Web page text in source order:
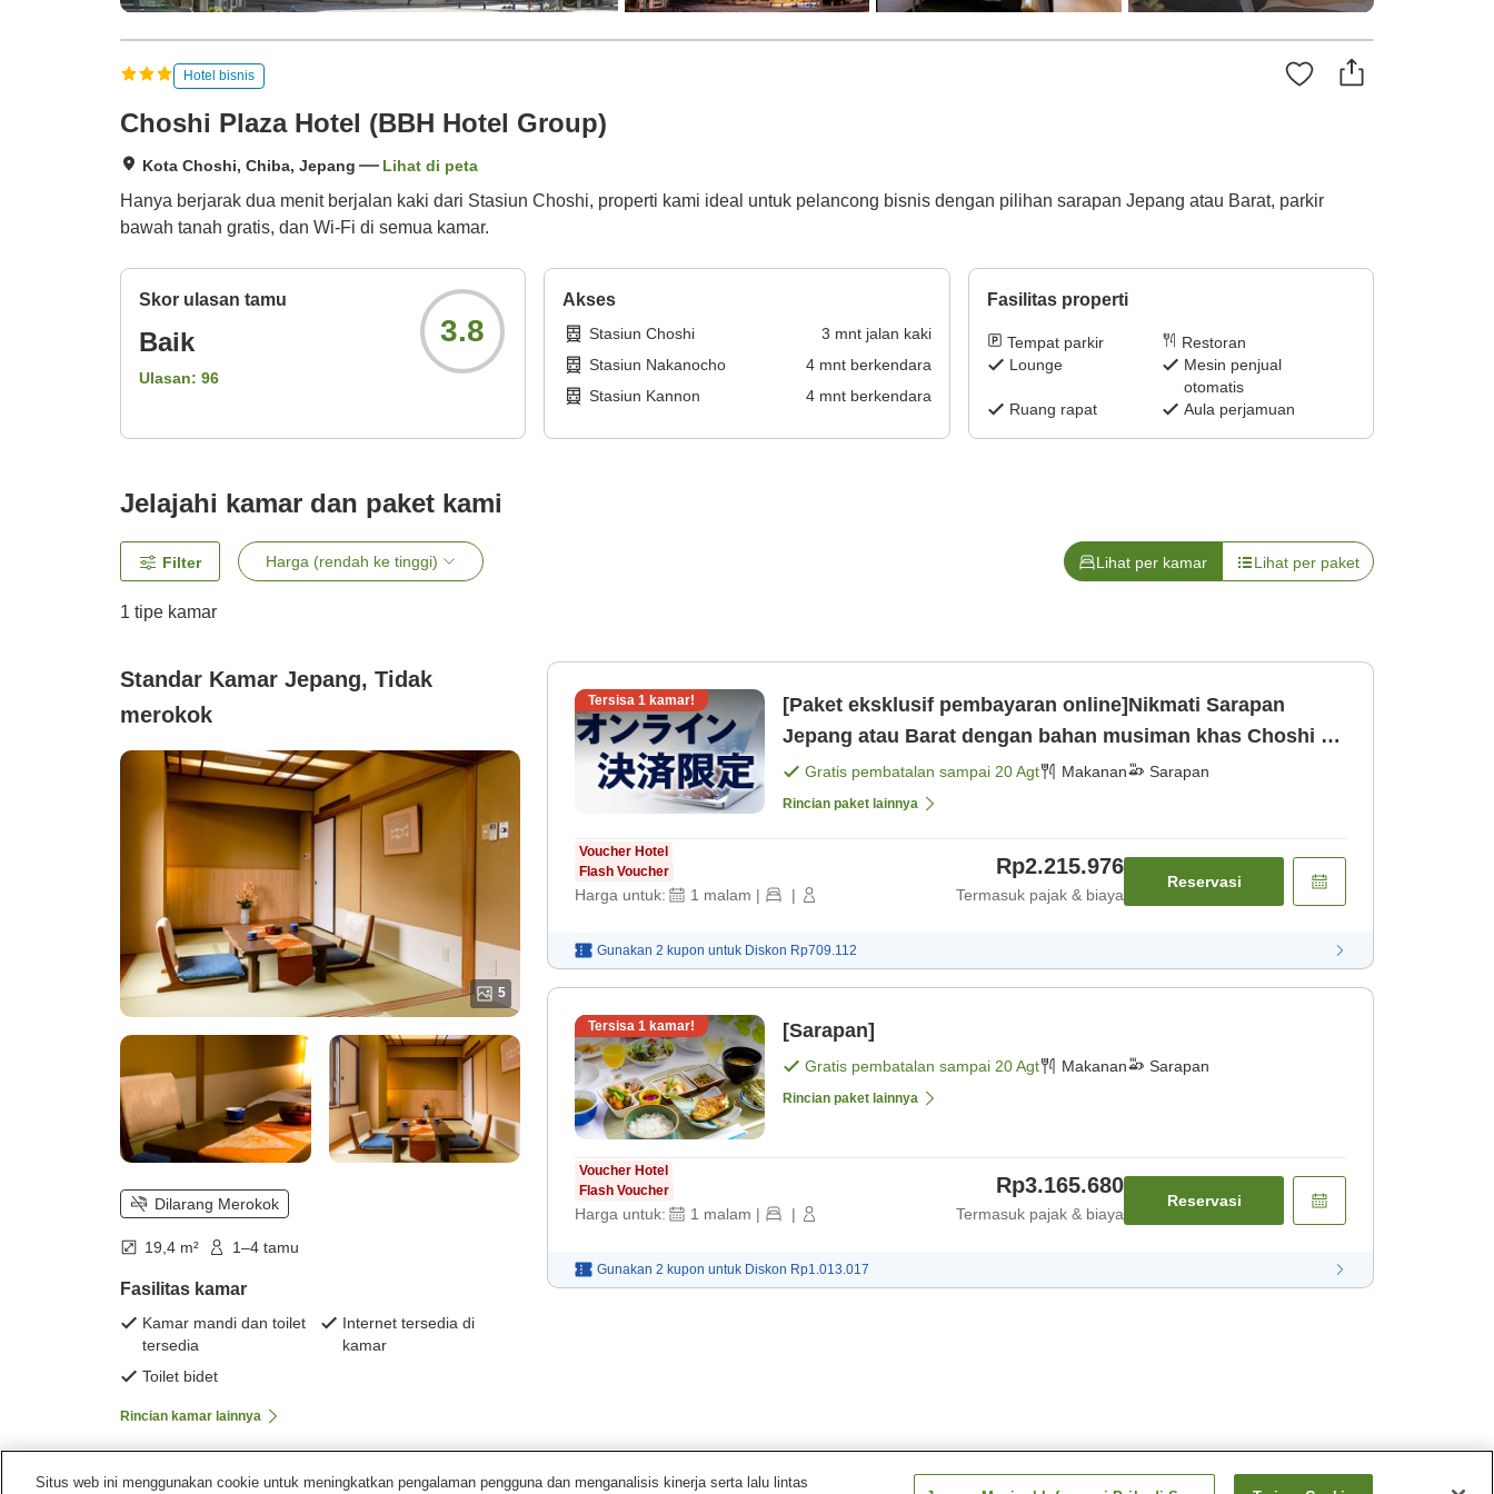
Hotel bisnis
Choshi Plaza Hotel (BBH Hotel Group)
Kota Choshi, Chiba, Jepang Lihat di peta
Hanya berjarak dua menit berjalan kaki dari Stasiun Choshi, properti kami ideal untuk pelancong bisnis dengan pilihan sarapan Jepang atau Barat, parkir
bawah tanah gratis, dan Wi-Fi di semua kamar.
Skor ulasan tamu
Baik
Ulasan: 96
3.8
Akses
Stasiun Choshi 3 mnt jalan kaki
Stasiun Nakanocho
4mnt berkendara
Stasiun Kannon
4mnt berkendara
Fasilitas properti
Tempat parkir
Restoran
Lounge
Mesin penjual
otomatis
Ruang rapat
Aula perjamuan
Jelajahi kamar dan paket kami
Filter Harga (rendah ke tinggi) Lihat per kamar Lihat per paket
1 tipe kamar
Standar Kamar Jepang, Tidak
merokok
5
Dilarang Merokok
19,4 m² 1–4 tamu
Fasilitas kamar
Kamar mandi dan toilet
tersedia
Internet tersedia di
kamar
Toilet bidet
Rincian kamar lainnya
Tersisa 1 kamar!
[Paket eksklusif pembayaran online]Nikmati Sarapan
Jepang atau Barat dengan bahan musiman khas Choshi ＜
Parkir & Wi-Fi gratis＞ [Sarapan]
Gratis pembatalan sampai 20 Agt Makanan Sarapan
Rincian paket lainnya
Voucher Hotel
Flash Voucher
Harga untuk: 1 malam | |
Rp2.215.976
Termasuk pajak & biaya
Reservasi
Gunakan 2 kupon untuk Diskon Rp709.112
Tersisa 1 kamar! [Sarapan]
Gratis pembatalan sampai 20 Agt Makanan Sarapan
Rincian paket lainnya
Voucher Hotel
Flash Voucher
Harga untuk: 1 malam | |
Rp3.165.680
Termasuk pajak & biaya
Reservasi
Gunakan 2 kupon untuk Diskon Rp1.013.017
Situs web ini menggunakan cookie untuk meningkatkan pengalaman pengguna dan menganalisis kinerja serta lalu lintas